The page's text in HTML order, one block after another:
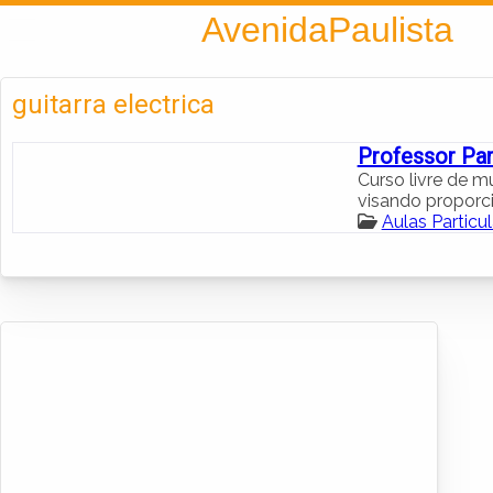
EncontraAvenidaPaulista
guitarra electrica
Professor
Curso livre de
visando
Aulas